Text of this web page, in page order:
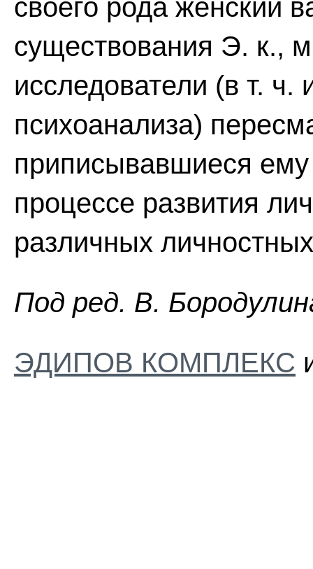
своего рода женский
существования Э. к.,
исследователи (в т. ч.
психоанализа)
приписывавшиеся ему
процессе развития
различных
Пoд peд. B.
ЭДИПОВ КОМПЛЕКС